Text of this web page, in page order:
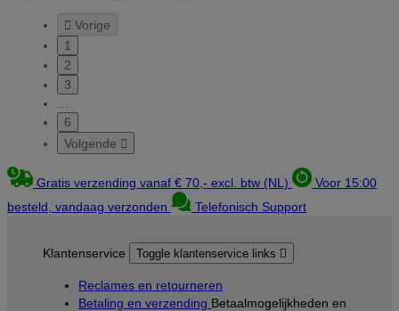
 Vorige
1
2
3
6
Volgende 
Gratis verzending vanaf € 70,- excl. btw (NL)
Voor 15:00
besteld, vandaag verzonden
Telefonisch Support
Klantenservice Toggle klantenservice links 
Reclames en retourneren
Betaling en verzending Betaalmogelijkheden en